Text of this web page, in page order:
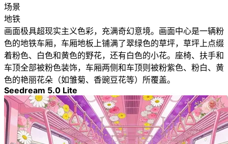
场景
地铁
画面极具超现实主义色彩，充满奇幻意境。画面中心是一辆粉
色的地铁车厢，车厢地板上铺满了翠绿色的草坪，草坪上点缀
着粉色、白色和黄色的野花，还有白色的小花。座椅、扶手和
车顶全部被粉色装饰，车厢两侧和车顶则被粉紫色、粉白、黄
色的艳丽花朵（如雏菊、香豌豆花等）所覆盖。
Seedream 5.0 Lite